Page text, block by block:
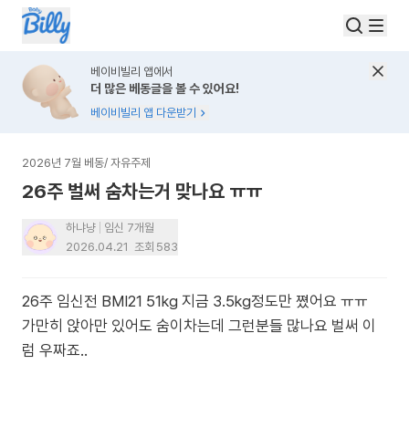
베이비빌리 앱에서
더 많은 베동글을 볼 수 있어요!
베이비빌리 앱 다운받기
2026년 7월 베동/ 자유주제
26주 벌써 숨차는거 맞나요 ㅠㅠ
하냐냥
임신 7개월
2026.04.21 조회 583
26주 임신전 BMI21 51kg 지금 3.5kg정도만 쪘어요 ㅠㅠ
가만히 앉아만 있어도 숨이차는데 그런분들 많나요 벌써 이
럼 우짜죠..